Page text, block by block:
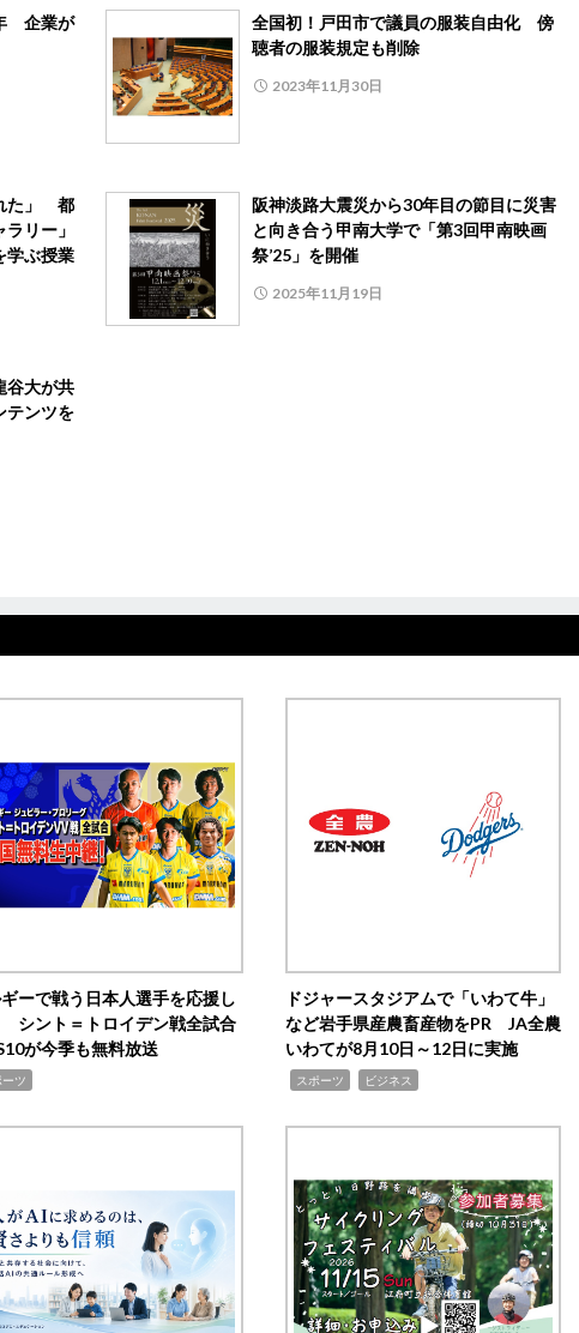
企業が
全国初！戸田市で議員の服装自由化 傍
聴者の服装規定も削除
2023年11月30日
た」 都
リー」
ぶ授業
阪神淡路大震災から30年目の節目に災害
と向き合う甲南大学で「第3回甲南映画
祭’25」を開催
2025年11月19日
大が共
テンツを
ーで戦う日本人選手を応援し
シント＝トロイデン戦全試合
が今季も無料放送
ーツ
ドジャースタジアムで「いわて牛」
など岩手県産農畜産物をPR JA全農
いわてが8月10日～12日に実施
スポーツ ビジネス